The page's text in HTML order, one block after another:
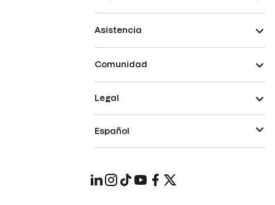
Asistencia
Comunidad
Legal
Español